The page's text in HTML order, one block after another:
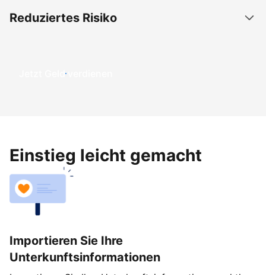
Reduziertes Risiko
Jetzt Geld verdienen
Einstieg leicht gemacht
Importieren Sie Ihre
Unterkunftsinformationen